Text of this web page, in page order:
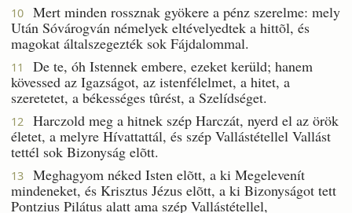
10
Mert minden rossznak gyökere a pénz szerelme: mely
Után Sóvárogván némelyek eltévelyedtek a hittõl, és
magokat általszegezték sok Fájdalommal.
11
De te, óh Istennek embere, ezeket kerüld; hanem
kövessed az Igazságot, az istenfélelmet, a hitet, a
szeretetet, a békességes tûrést, a Szelídséget.
12
Harczold meg a hitnek szép Harczát, nyerd el az örök
életet, a melyre Hívattattál, és szép Vallástétellel Vallást
tettél sok Bizonyság elõtt.
13
Meghagyom néked Isten elõtt, a ki Megelevenít
mindeneket, és Krisztus Jézus elõtt, a ki Bizonyságot tett
Pontzius Pilátus alatt ama szép Vallástétellel,